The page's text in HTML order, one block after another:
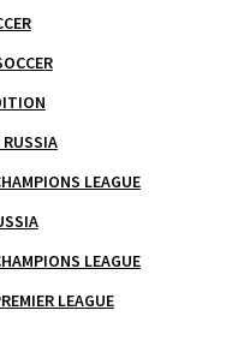
LEAGUE
LEAGUE
LEAGUE